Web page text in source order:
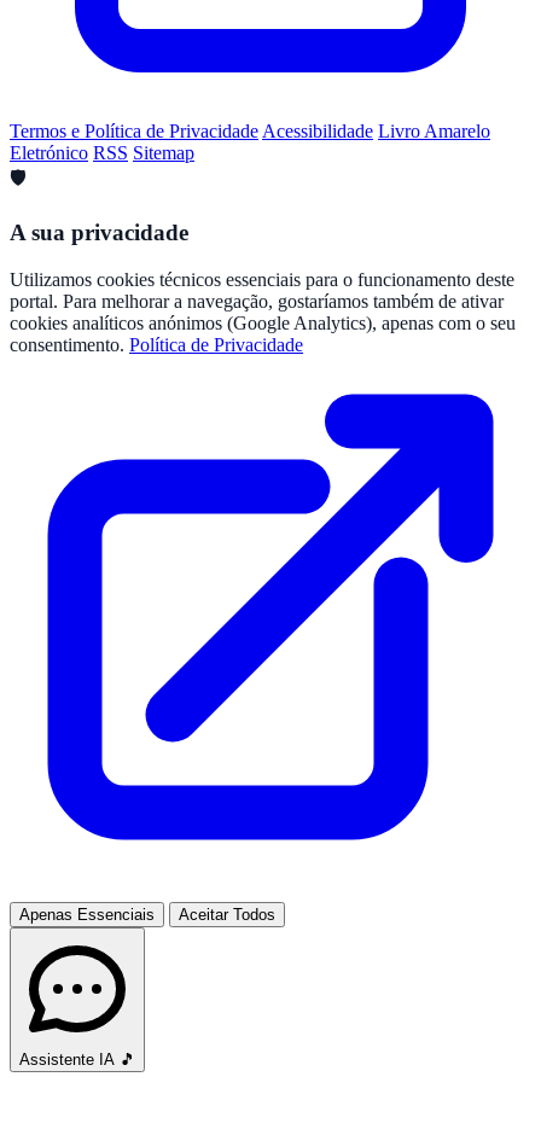
Termos e Política de Privacidade Acessibilidade Livro Amarelo
Eletrónico RSS Sitemap
🛡️
A sua privacidade
Utilizamos cookies técnicos essenciais para o funcionamento deste
portal. Para melhorar a navegação, gostaríamos também de ativar
cookies analíticos anónimos (Google Analytics), apenas com o seu
consentimento. Política de Privacidade
Apenas Essenciais Aceitar Todos
Assistente IA 🎵